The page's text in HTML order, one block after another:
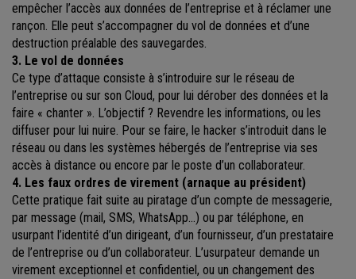
empêcher l’accès aux données de l’entreprise et à réclamer une
rançon. Elle peut s’accompagner du vol de données et d’une
destruction préalable des sauvegardes.
3. Le vol de données
Ce type d’attaque consiste à s’introduire sur le réseau de
l’entreprise ou sur son Cloud, pour lui dérober des données et la
faire « chanter ». L’objectif ? Revendre les informations, ou les
diffuser pour lui nuire. Pour se faire, le hacker s’introduit dans le
réseau ou dans les systèmes hébergés de l’entreprise via ses
accès à distance ou encore par le poste d’un collaborateur.
4. Les faux ordres de virement (arnaque au président)
Cette pratique fait suite au piratage d’un compte de messagerie,
par message (mail, SMS, WhatsApp…) ou par téléphone, en
usurpant l’identité d’un dirigeant, d’un fournisseur, d’un prestataire
de l’entreprise ou d’un collaborateur. L’usurpateur demande un
virement exceptionnel et confidentiel, ou un changement des